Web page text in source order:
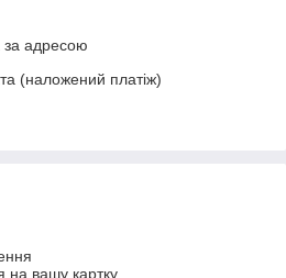
за адресою
(наложений платіж)
на вашу картку